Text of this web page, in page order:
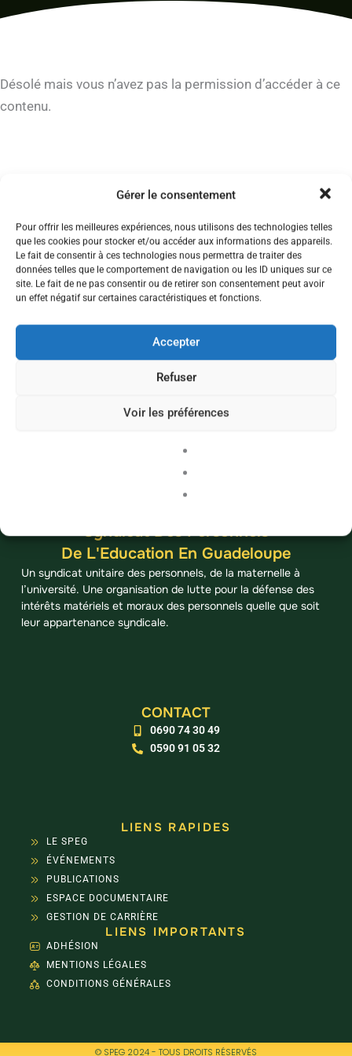
Gérer le consentement
Pour offrir les meilleures expériences, nous utilisons des technologies telles
que les cookies pour stocker et/ou accéder aux informations des appareils.
Le fait de consentir à ces technologies nous permettra de traiter des
données telles que le comportement de navigation ou les ID uniques sur ce
site. Le fait de ne pas consentir ou de retirer son consentement peut avoir
un effet négatif sur certaines caractéristiques et fonctions.
Accepter
Refuser
Voir les préférences
Désolé mais vous n’avez pas la permission d’accéder à ce
contenu.
SYNDICALES STAGIAIRES 1ER
ET 2ND DEGRÉ
PARTICIPER À LA RÉUNION !
Syndicat Des Personnels
De L'Education En Guadeloupe
Un syndicat unitaire des personnels, de la maternelle à
l’université. Une organisation de lutte pour la défense des
intérêts matériels et moraux des personnels quelle que soit
leur appartenance syndicale.
LIENS IMPORTANTS
ADHÉSION
MENTIONS LÉGALES
CONDITIONS GÉNÉRALES
LIENS RAPIDES
LE SPEG
ÉVÉNEMENTS
PUBLICATIONS
ESPACE DOCUMENTAIRE
GESTION DE CARRIÈRE
CONTACT
0690 74 30 49
0590 91 05 32
© SPEG 2024 - TOUS DROITS RÉSERVÉS